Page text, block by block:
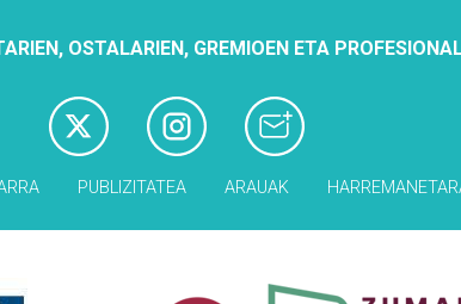
OSTALARIEN, GREMIOEN ETA
PUBLIZITATEA ARAUAK